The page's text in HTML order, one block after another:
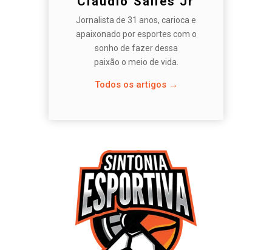
Jornalista de 31 anos, carioca e
apaixonado por esportes com o
sonho de fazer dessa
paixão o meio de vida.
Todos os artigos →